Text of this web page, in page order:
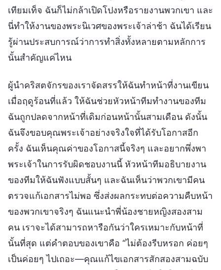
เทียมเท็จ ฉันก็ไม่กล้าเปิดโปงหรือรายงานพวกเขา และ
นี่ทำให้งานของพระนิเวศของพระเจ้าล่าช้า ฉันได้เรียน
รู้ผ่านประสบการณ์ว่าการทำสิ่งทั้งหลายตามหลักการ
นั้นสำคัญแค่ไหน
ผู้นำคริสตจักรของเราจัดสรรให้ฉันทำหน้าที่งานเขียน
เมื่อฤดูร้อนที่แล้ว ให้ฉันช่วยหัวหน้าทีมทำงานของทีม
ฉันถูกปลดจากหน้าที่เดิมก่อนหน้านั้นสามเดือน ดังนั้น
ฉันจึงขอบคุณพระเจ้าอย่างจริงใจที่ได้รับโอกาสอีก
ครั้ง ฉันเห็นคุณค่าของโอกาสนี้จริงๆ และอยากพึ่งพา
พระเจ้าในการรับผิดชอบงานนี้ หัวหน้าทีมอธิบายงาน
ของทีมให้ฉันฟังแบบสั้นๆ และฉันเห็นว่าพวกเขามีคน
ตรวจแก้เอกสารไม่พอ ซึ่งส่งผลกระทบต่อความคืบหน้า
ของพวกเขาจริงๆ ฉันแนะนำพี่น้องชายหญิงสองสาม
คน เราจะได้สามารถหารือกันว่าใครเหมาะกับหน้าที่
นั้นที่สุด แต่คำตอบของเขาคือ “ไม่ต้องรีบหรอก ค่อยๆ
เป็นค่อยๆ ไปเถอะ—คุณแก้ไขเอกสารสักสองสามฉบับ